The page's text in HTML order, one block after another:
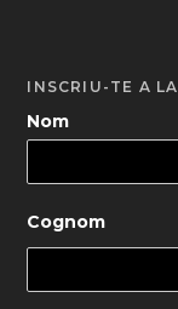
INSCRIU-TE A
Nom
Cognom